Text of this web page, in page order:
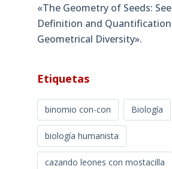
«The Geometry of Seeds:
Definition and Quantification
Geometrical Diversity»​.
Etiquetas
binomio con-con Biología
biología humanista
cazando leones con mostacilla